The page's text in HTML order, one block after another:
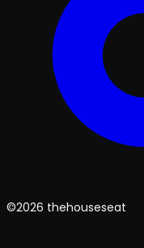
©2026 thehouseseat